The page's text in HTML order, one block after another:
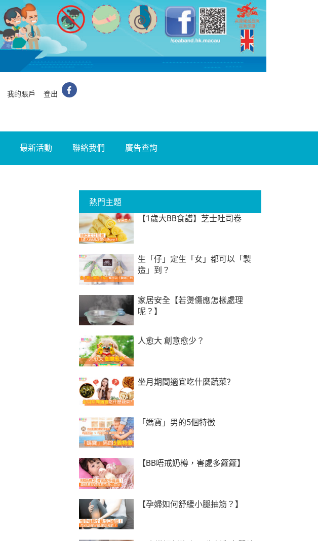
我的賬戶 登出
最新活動 聯絡我們 廣告查詢
熱門主題
【1歲大BB食譜】芝士吐司卷
生「仔」定生「女」都可以「製
造」到？
家居安全【若燙傷應怎樣處理
呢？】
人愈大 創意愈少？
坐月期間適宜吃什麼蔬菜?
「媽寶」男的5個特徵
【BB唔戒奶樽，害處多籮籮】
【孕婦如何舒緩小腿抽筋？】